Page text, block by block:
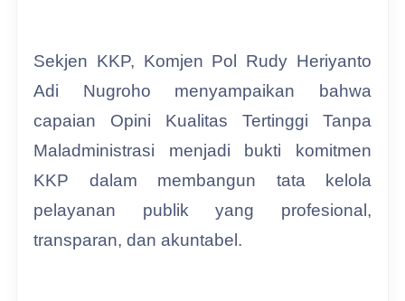
Sekjen KKP, Komjen Pol Rudy Heriyanto
Adi Nugroho menyampaikan bahwa
capaian Opini Kualitas Tertinggi Tanpa
Maladministrasi menjadi bukti komitmen
KKP dalam membangun tata kelola
pelayanan publik yang profesional,
transparan, dan akuntabel.